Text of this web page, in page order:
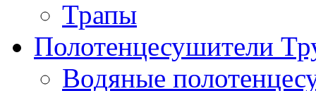
Трапы
Полотенцесушители
Водяные